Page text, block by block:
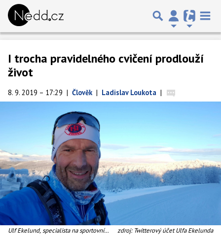
I trocha pravidelného cvičení prodlouží
život
8. 9. 2019 – 17:29 | Člověk | Ladislav Loukota |
Ulf Ekelund, specialista na sportovní
zdroj: Twitterový účet Ulfa Ekelunda